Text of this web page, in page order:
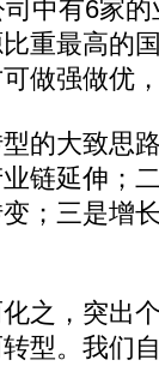
中有6家
重最高的
做强做优
大致思
链延伸；
；三是增
，突出
型。我们